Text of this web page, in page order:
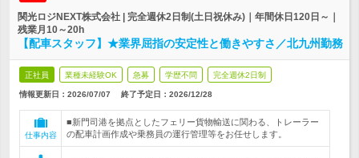
関光ロジNEXT株式会社 | 完全週休2日制(土日祝休み)｜年間休日120日～｜
残業月10～20h
【配車スタッフ】★業界屈指の安定性と働きやすさ／北九州勤務
正社員 業種未経験OK 急募 学歴不問 完全週休2日制
情報更新日：2026/07/07 終了予定日： 2026/12/28
仕事内容
■新門司港を拠点としたフェリー貨物輸送に関わる、トレーラー
の配車計画作成や乗務員の運行管理等をお任せします。